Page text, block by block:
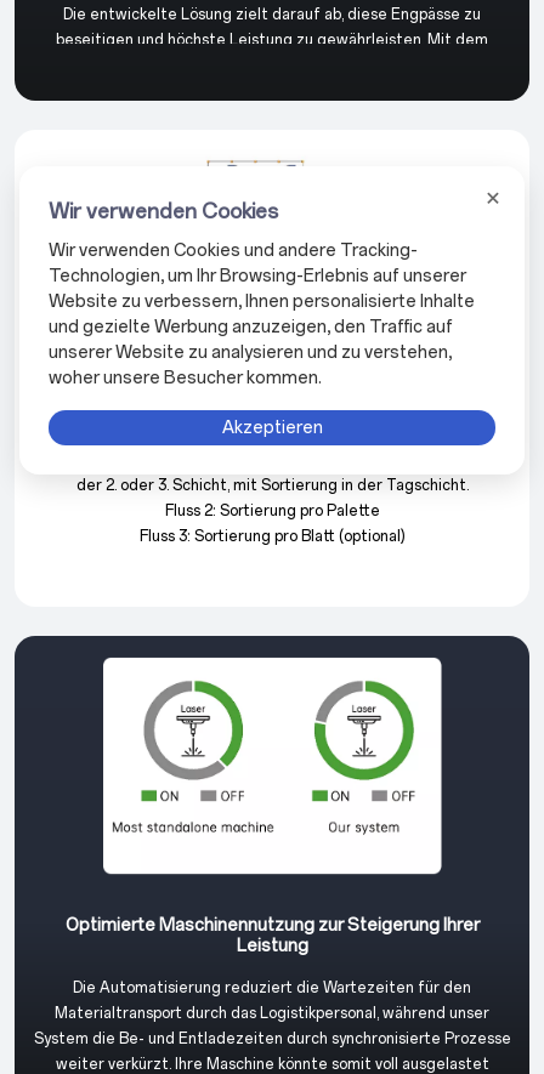
Die entwickelte Lösung zielt darauf ab, diese Engpässe zu
beseitigen und höchste Leistung zu gewährleisten. Mit dem
Flexibilität für verschiedene Produktionsstrategien
der 2. oder 3. Schicht, mit Sortierung in der Tagschicht.
Fluss 2: Sortierung pro Palette
Fluss 3: Sortierung pro Blatt (optional)
Optimierte Maschinennutzung zur Steigerung Ihrer
Leistung
Die Automatisierung reduziert die Wartezeiten für den
Materialtransport durch das Logistikpersonal, während unser
System die Be- und Entladezeiten durch synchronisierte Prozesse
weiter verkürzt. Ihre Maschine könnte somit voll ausgelastet
Wir verwenden Cookies
Wir verwenden Cookies und andere Tracking-
Technologien, um Ihr Browsing-Erlebnis auf unserer
Website zu verbessern, Ihnen personalisierte Inhalte
und gezielte Werbung anzuzeigen, den Traffic auf
unserer Website zu analysieren und zu verstehen,
woher unsere Besucher kommen.
Akzeptieren